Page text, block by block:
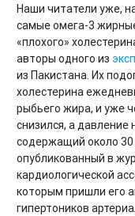
Наши читатели уже,
самые омега-3
«плохого»
авторы одного из
из Пакистана. Их
холестерина
рыбьего жира, и уже
снизился, а давление
содержащий около 30
опубликованный в
кардиологической
которым пришли его
гипертоников